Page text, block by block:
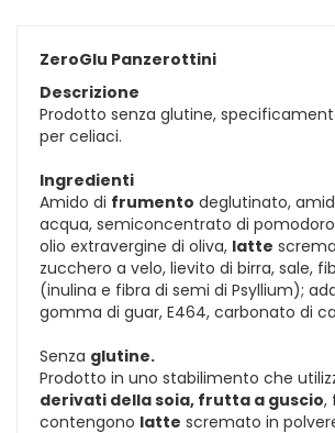
ZeroGlu Panzerottini
Descrizione
Prodotto senza glutine,
per celiaci.
Ingredienti
Amido di frumento deglutinato,
acqua, semiconcentrato di
olio extravergine di oliva, latte
zucchero a velo, lievito di birra, sale,
(inulina e fibra di semi di Psyllium);
gomma di guar, E464, carbonato di
Senza glutine.
Prodotto in uno stabilimento che
derivati della soia, frutta a guscio,
contengono latte scremato in